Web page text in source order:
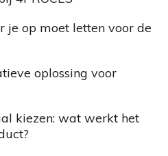
je op moet letten voor de
oplossing voor
kiezen: wat werkt het